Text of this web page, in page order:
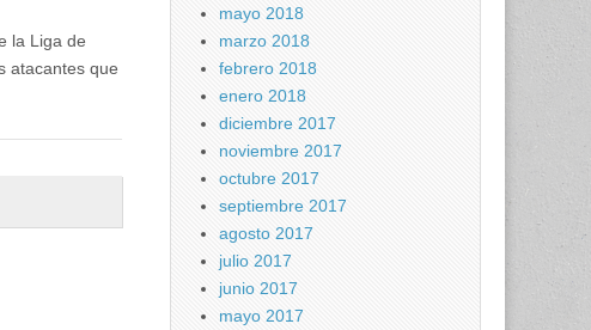
la Liga de
atacantes que
mayo 2018
marzo 2018
febrero 2018
enero 2018
diciembre 2017
noviembre 2017
octubre 2017
septiembre 2017
agosto 2017
julio 2017
junio 2017
mayo 2017